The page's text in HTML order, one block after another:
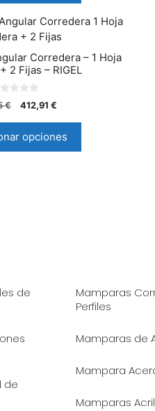
Corredera – 1 Hoja
2 Fijas – RIGEL
€ 412,91 €
opciones
de
de
Mamparas
Perfiles
Mamparas de
Mampara
Mamparas